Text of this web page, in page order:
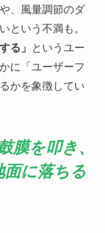
、風量調節のダ
という不満も。
る」
というユー
に「ユーザーフ
かを象徴してい
膜を叩き、
に落ちる